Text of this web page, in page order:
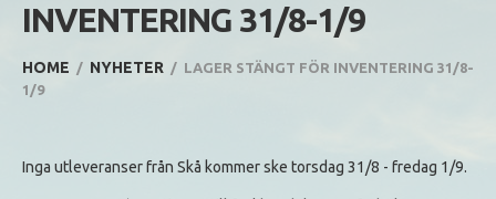
INVENTERING 31/8-1/9
HOME NYHETER
LAGER STÄNGT FÖR INVENTERING 31/8-
1/9
Inga utleveranser från Skå kommer ske torsdag 31/8 - fredag 1/9.